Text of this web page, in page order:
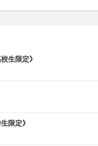
生限定》
限定》